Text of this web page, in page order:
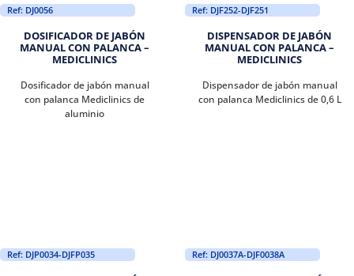
Ref: DJ0056
DOSIFICADOR DE JABÓN
MANUAL CON PALANCA –
MEDICLINICS
Dosificador de jabón manual
con palanca Mediclinics de
aluminio
Ref: DJF252-DJF251
DISPENSADOR DE JABÓN
MANUAL CON PALANCA –
MEDICLINICS
Dispensador de jabón manual
con palanca Mediclinics de 0,6 L
Ref: DJP0034-DJFP035 Ref: DJ0037A-DJF0038A